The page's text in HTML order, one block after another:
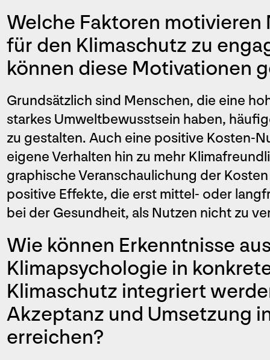
Welche Faktoren motivieren
für den Klimaschutz zu
können diese Motivationen
Grundsätzlich sind Menschen, die eine
starkes Umweltbewusstsein haben,
zu gestalten. Auch eine positive Kosten-
eigene Verhalten hin zu mehr
graphische Veranschaulichung der
positive Effekte, die erst mittel- oder
bei der Gesundheit, als Nutzen nicht zu
Wie können Erkenntnisse
Klimapsychologie in
Klimaschutz integriert
Akzeptanz und Umsetzung
erreichen?